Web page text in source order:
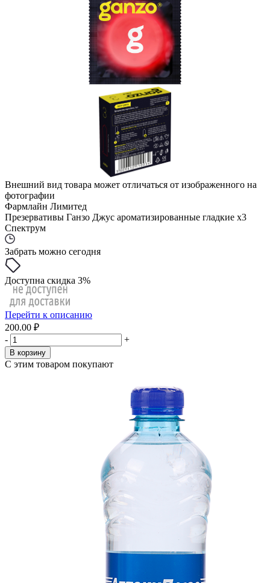
Внешний вид товара может отличаться от изображенного на
фотографии
Фармлайн Лимитед
Презервативы Ганзо Джус ароматизированные гладкие x3
Спектрум
Забрать можно сегодня
Доступна скидка 3%
Перейти к описанию
200.00 ₽
-
+
В корзину
С этим товаром покупают